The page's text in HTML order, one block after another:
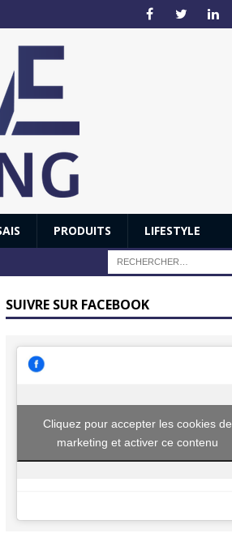
PRODUITS LIFESTYLE
SUIVRE SUR FACEBOOK
Cliquez pour accepter les cookies de
marketing et activer ce contenu